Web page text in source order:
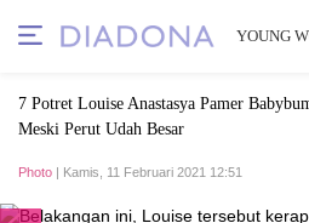
YOUNG
7 Potret Louise Anastasya Pamer
Meski Perut Udah Besar
Photo | Kamis, 11 Februari 2021 12:51